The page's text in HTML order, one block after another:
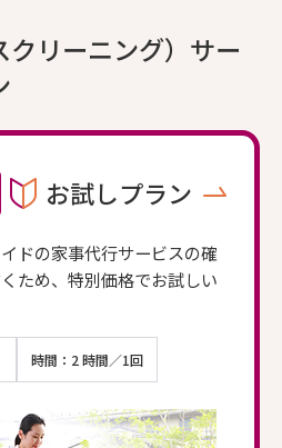
リーニング）サー
お試しプラン
ドの家事代行サービスの確
ため、特別価格でお試しい
時間：2 時間／1回